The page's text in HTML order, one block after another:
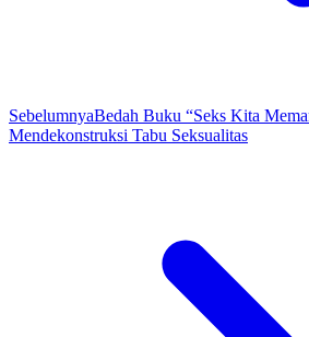
SebelumnyaBedah Buku “Seks Kita
Mendekonstruksi Tabu Seksualitas